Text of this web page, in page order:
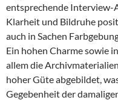
entsprechende Interview-
Klarheit und Bildruhe
auch in Sachen
Ein hohen Charme sowie
allem die
hoher Güte abgebildet,
Gegebenheit der